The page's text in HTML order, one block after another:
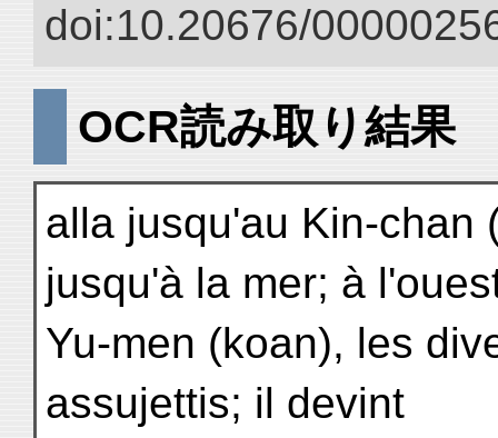
doi:10.20676/
OCR読み取り結果
alla jusqu'au Kin-chan
jusqu'à la mer; à
Yu-men (koan), les
assujettis; il devint